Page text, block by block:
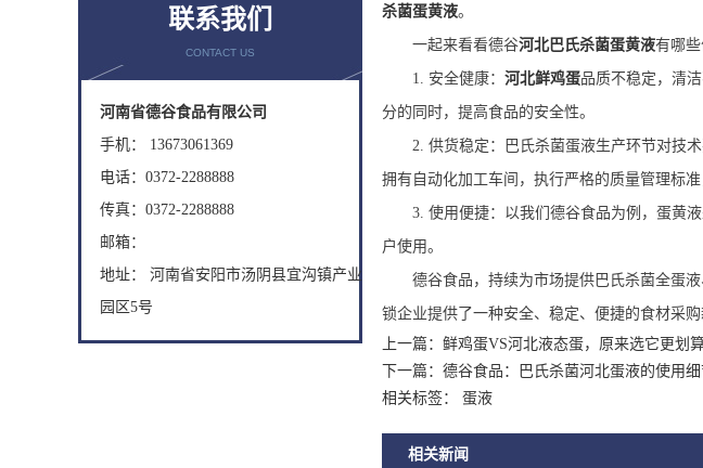
联系我们
CONTACT US
河南省德谷食品有限公司
手机： 13673061369
电话：0372-2288888
传真：0372-2288888
邮箱：
地址： 河南省安阳市汤阴县宜沟镇产业
园区5号
杀菌蛋黄液。
一起来看看德谷河北巴氏杀菌蛋黄液有哪些
1. 安全健康： 河北鲜鸡蛋品质不稳定，清
分的同时，提高食品的安全性。
2. 供货稳定：巴氏杀菌蛋液生产环节对技
拥有自动化加工车间 ，执行严格的质量管理标
3. 使用便捷：以我们德谷食品为例，蛋黄
户使用。
德谷食品，持续为市场提供巴氏杀菌全蛋
锁企业提供了一种安全、稳定、便捷的食材采
上一篇： 鲜鸡蛋VS河北液态蛋，原来选它更划
下一篇： 德谷食品：巴氏杀菌河北蛋液的使用
相关标签： 蛋液
相关新闻